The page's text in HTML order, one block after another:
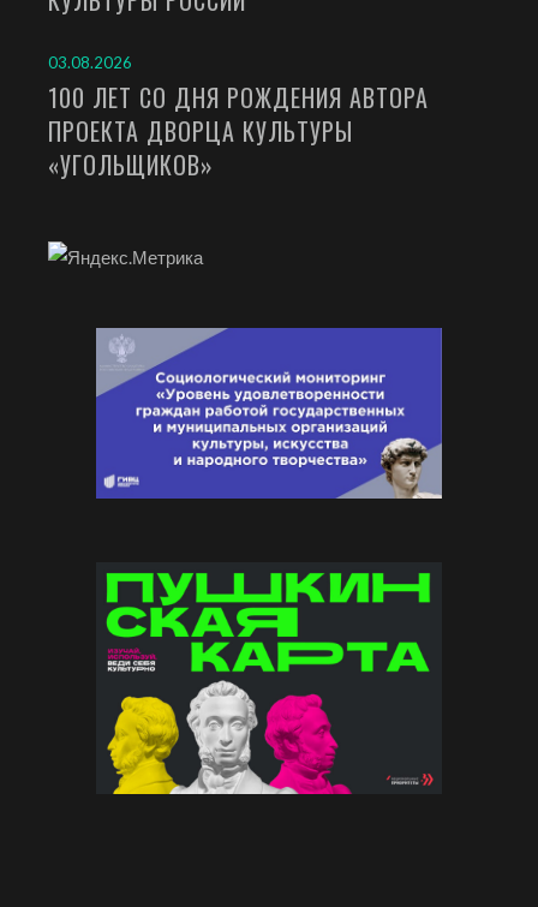
03.08.2026
100 ЛЕТ СО ДНЯ РОЖДЕНИЯ АВТОРА
ПРОЕКТА ДВОРЦА КУЛЬТУРЫ
«УГОЛЬЩИКОВ»